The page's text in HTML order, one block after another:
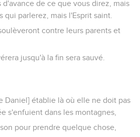
de ce que vous direz, mais
parlerez, mais l'Esprit saint.
contre leurs parents et
jusqu'à la fin sera sauvé.
Daniel] établie là où elle ne doit pas
s'enfuient dans les montagnes,
pour prendre quelque chose,